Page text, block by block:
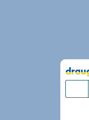
Pāriet
uz
saturu